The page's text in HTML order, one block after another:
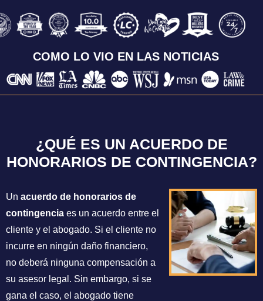
COMO LO VIO EN LAS NOTICIAS
¿QUÉ ES UN ACUERDO DE
HONORARIOS DE CONTINGENCIA?
Un acuerdo de honorarios de
contingencia es un acuerdo entre el
cliente y el abogado. Si el cliente no
incurre en ningún daño financiero,
no deberá ninguna compensación a
su asesor legal. Sin embargo, si se
gana el caso, el abogado tiene